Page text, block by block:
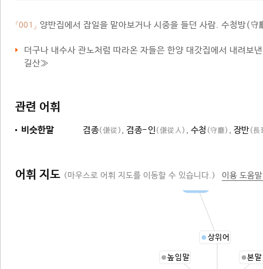
「001」 양반집에서 잡일을 맡아보거나 시중을 들던 사람. 수청방(
더구나 내수사 관노처럼 따라온 자들은 한양 대갓집에서 내려보
길산≫
관련 어휘
비슷한말 겸종(傔從) , 겸종-인 (傔從人) , 수청 (守廳) , 장반(長
어휘 지도 (마우스로 어휘 지도를 이동할 수 있습니다.) 이용 도움
상위어
본
높임말